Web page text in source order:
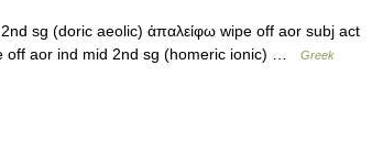
sg (doric aeolic) ἀπαλείφω wipe off aor subj act
off aor ind mid 2nd sg (homeric ionic) …
Greek